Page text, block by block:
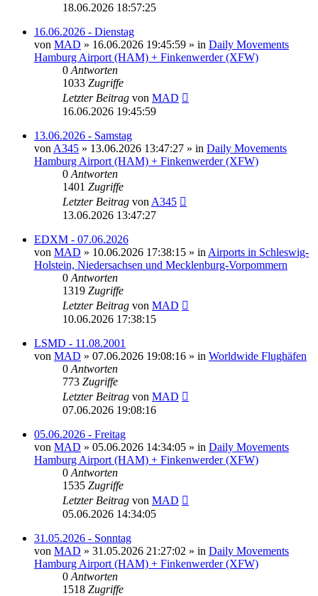
18.06.2026 18:57:25
16.06.2026 - Dienstag
von MAD » 16.06.2026 19:45:59 » in Daily Movements
Hamburg Airport (HAM) + Finkenwerder (XFW)
0 Antworten
1033 Zugriffe
Letzter Beitrag von MAD
16.06.2026 19:45:59
13.06.2026 - Samstag
von A345 » 13.06.2026 13:47:27 » in Daily Movements
Hamburg Airport (HAM) + Finkenwerder (XFW)
0 Antworten
1401 Zugriffe
Letzter Beitrag von A345
13.06.2026 13:47:27
EDXM - 07.06.2026
von MAD » 10.06.2026 17:38:15 » in Airports in Schleswig-
Holstein, Niedersachsen und Mecklenburg-Vorpommern
0 Antworten
1319 Zugriffe
Letzter Beitrag von MAD
10.06.2026 17:38:15
LSMD - 11.08.2001
von MAD » 07.06.2026 19:08:16 » in Worldwide Flughäfen
0 Antworten
773 Zugriffe
Letzter Beitrag von MAD
07.06.2026 19:08:16
05.06.2026 - Freitag
von MAD » 05.06.2026 14:34:05 » in Daily Movements
Hamburg Airport (HAM) + Finkenwerder (XFW)
0 Antworten
1535 Zugriffe
Letzter Beitrag von MAD
05.06.2026 14:34:05
31.05.2026 - Sonntag
von MAD » 31.05.2026 21:27:02 » in Daily Movements
Hamburg Airport (HAM) + Finkenwerder (XFW)
0 Antworten
1518 Zugriffe